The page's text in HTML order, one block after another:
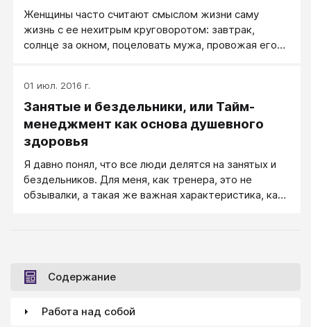
Женщины часто считают смыслом жизни саму
жизнь с ее нехитрым круговоротом: завтрак,
солнце за окном, поцеловать мужа, провожая его
ужин, вот и день прошел и надо готовиться к
завтрашнему.
01 июл. 2016 г.
Занятые и бездельники, или Тайм-
менеджмент как основа душевного
здоровья
Я давно понял, что все люди делятся на занятых и
бездельников. Для меня, как тренера, это не
обзывалки, а такая же важная характеристика, как
Содержание
Работа над собой